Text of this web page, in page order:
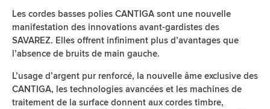
Les cordes basses polies CANTIGA sont une nouvelle
manifestation des innovations avant-gardistes des
SAVAREZ. Elles offrent infiniment plus d’avantages que
l’absence de bruits de main gauche.
L’usage d’argent pur renforcé, la nouvelle âme exclusive des
CANTIGA, les technologies avancées et les machines de
traitement de la surface donnent aux cordes timbre,